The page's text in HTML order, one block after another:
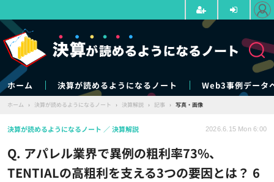
ホーム 決算が読めるようになるノート Web3事例データ
ホーム › 決算が読めるようになるノート › 決算解説 › 記事 › 写真・画像
Q. アパレル業界で異例の粗利率73%、
TENTIALの高粗利を支える3つの要因とは？ 6
決算が読めるようになるノート 決算解説 2026.6.15 Mon 6:00